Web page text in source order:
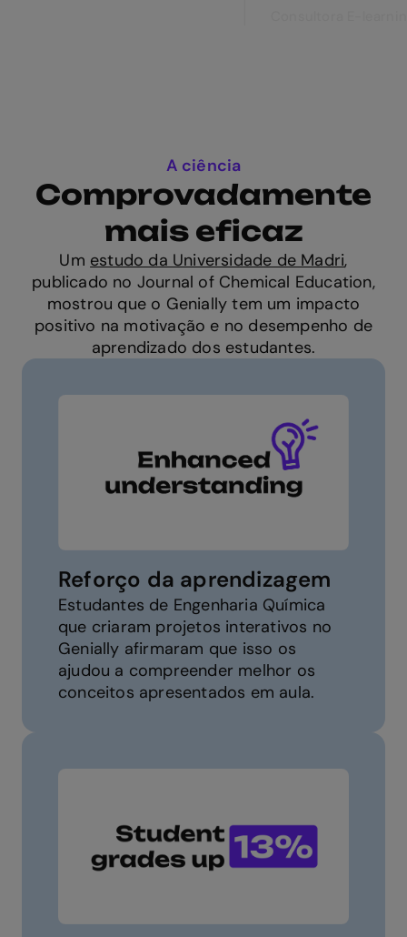
A ciência
Comprovadamente
mais eficaz
Um estudo da Universidade de Madri,
publicado no Journal of Chemical Education,
mostrou que o Genially tem um impacto
positivo na motivação e no desempenho de
aprendizado dos estudantes.
Reforço da aprendizagem
Estudantes de Engenharia Química
que criaram projetos interativos no
Genially afirmaram que isso os
ajudou a compreender melhor os
conceitos apresentados em aula.